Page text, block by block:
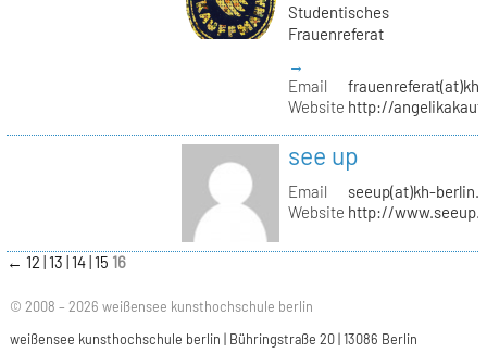
Studentisches
Frauenreferat
→
Email
Website http://
see up
Email
seeup(at)kh-
Website http://
← 12 13 14 15 16
© 2008 – 2026 weißensee kunsthochschule berlin
weißensee kunsthochschule berlin | Bühringstraße 20 | 13086 Berlin